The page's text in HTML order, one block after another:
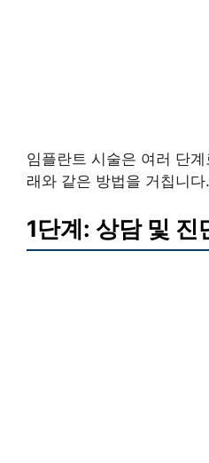
임플란트 시술은 여러 단
래와 같은 방법을 거칩니다.
1단계: 상담 및 진